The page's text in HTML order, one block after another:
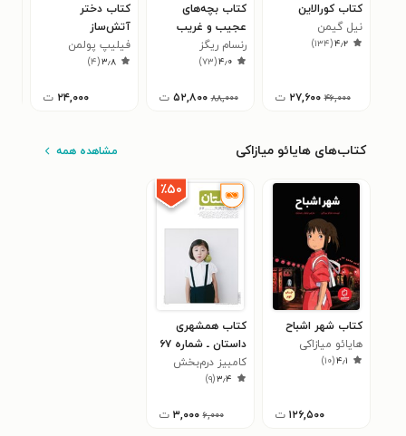
کتاب کورالاین
نیل گیمن
۴٫۲(۱۳۴)
۴۶,۰۰۰ ۲۷,۶۰۰ ت
کتاب بچه‌های
عجیب و غریب
یتیم‌خانه‌ی خانم
پرگرین
رنسام ریگز
۴٫۰(۷۳)
۸۸,۰۰۰ ۵۲,۸۰۰ ت
کتاب دختر
آتش‌ساز
فیلیپ پولمن
۳٫۸(۴)
۲۴,۰۰۰ ت
کتاب‌های هایائو میازاکی مشاهده همه
کتاب شهر اشباح
هایائو میازاکی
۴٫۱(۱۰)
۱۲۶,۵۰۰ ت
٪۵۰
کتاب همشهری
داستان ـ شماره ۶۷
ـ تیر ۹۵
کامبیز درم‌بخش
۳٫۴(۹)
۶,۰۰۰ ۳,۰۰۰ ت